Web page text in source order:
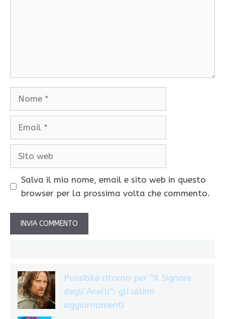
Salva il mio nome, email e sito web in questo
browser per la prossima volta che commento.
Possibile ritorno per “Il Signore
degli Anelli”: gli ultimi
aggiornamenti